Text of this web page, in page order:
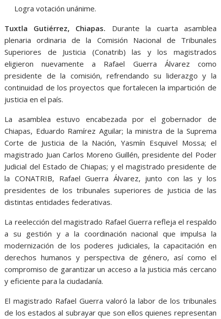
Logra votación unánime.
Tuxtla Gutiérrez, Chiapas. Durante la cuarta asamblea
plenaria ordinaria de la Comisión Nacional de Tribunales
Superiores de Justicia (Conatrib) las y los magistrados
eligieron nuevamente a Rafael Guerra Álvarez como
presidente de la comisión, refrendando su liderazgo y la
continuidad de los proyectos que fortalecen la impartición de
justicia en el país.
La asamblea estuvo encabezada por el gobernador de
Chiapas, Eduardo Ramírez Aguilar; la ministra de la Suprema
Corte de Justicia de la Nación, Yasmín Esquivel Mossa; el
magistrado Juan Carlos Moreno Guillén, presidente del Poder
Judicial del Estado de Chiapas; y el magistrado presidente de
la CONATRIB, Rafael Guerra Álvarez, junto con las y los
presidentes de los tribunales superiores de justicia de las
distintas entidades federativas.
La reelección del magistrado Rafael Guerra refleja el respaldo
a su gestión y a la coordinación nacional que impulsa la
modernización de los poderes judiciales, la capacitación en
derechos humanos y perspectiva de género, así como el
compromiso de garantizar un acceso a la justicia más cercano
y eficiente para la ciudadanía.
El magistrado Rafael Guerra valoró la labor de los tribunales
de los estados al subrayar que son ellos quienes representan